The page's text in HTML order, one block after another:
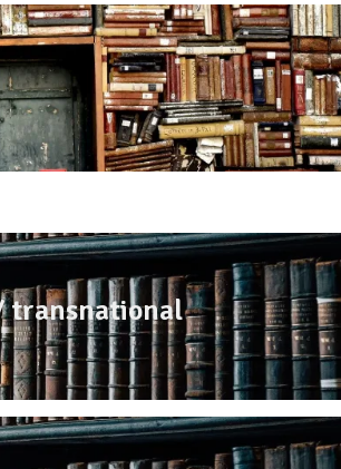
transnational